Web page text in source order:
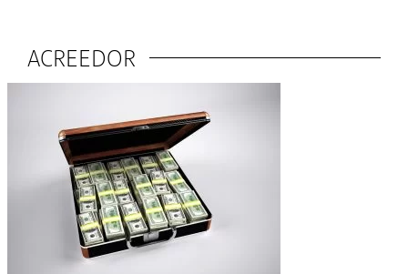
ACREEDOR